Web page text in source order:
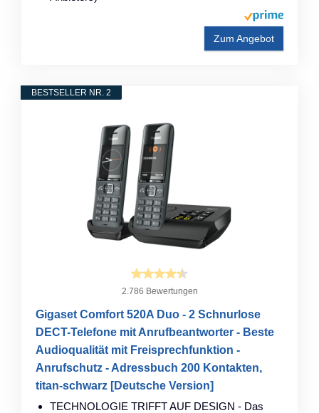
Zum Angebot
BESTSELLER NR. 2
2.786 Bewertungen
Gigaset Comfort 520A Duo - 2 Schnurlose
DECT-Telefone mit Anrufbeantworter - Beste
Audioqualität mit Freisprechfunktion -
Anrufschutz - Adressbuch 200 Kontakten,
titan-schwarz [Deutsche Version]
TECHNOLOGIE TRIFFT AUF DESIGN - Das